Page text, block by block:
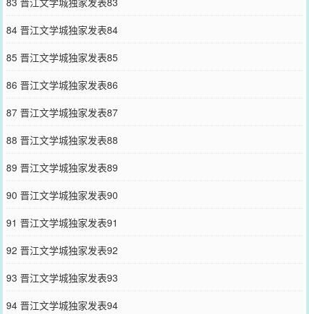
84 晋江文学城独家发表84
85 晋江文学城独家发表85
86 晋江文学城独家发表86
87 晋江文学城独家发表87
88 晋江文学城独家发表88
89 晋江文学城独家发表89
90 晋江文学城独家发表90
91 晋江文学城独家发表91
92 晋江文学城独家发表92
93 晋江文学城独家发表93
94 晋江文学城独家发表94